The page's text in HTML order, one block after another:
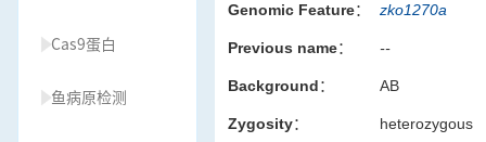
Cas9蛋白
鱼病原检测
Genomic Feature： zko1270a
Previous name： --
Background： AB
Zygosity： heterozygous